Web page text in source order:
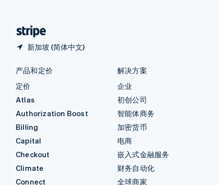
新加坡 (简体中文)
产品和定价
定价
Atlas
Authorization Boost
Billing
Capital
Checkout
Climate
Connect
解决方案
企业
初创公司
智能体商务
加密货币
电商
嵌入式金融服务
财务自动化
全球商家